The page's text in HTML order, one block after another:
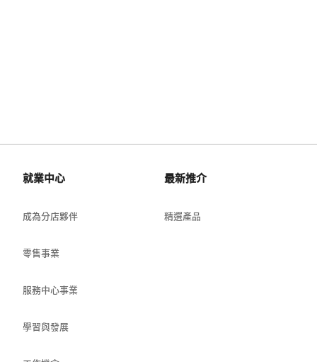
就業中心
成為分店夥伴
零售事業
服務中心事業
學習與發展
最新推介
精選產品